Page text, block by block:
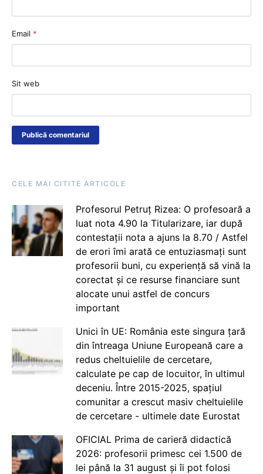
Email *
Sit web
CELE MAI CITITE ARTICOLE
Profesorul Petruț Rizea: O profesoară a
luat nota 4.90 la Titularizare, iar după
contestații nota a ajuns la 8.70 / Astfel
de erori îmi arată ce entuziasmați sunt
profesorii buni, cu experiență să vină la
corectat și ce resurse financiare sunt
alocate unui astfel de concurs
important
Unici în UE: România este singura țară
din întreaga Uniune Europeană care a
redus cheltuielile de cercetare,
calculate pe cap de locuitor, în ultimul
deceniu. Între 2015-2025, spațiul
comunitar a crescut masiv cheltuielile
de cercetare - ultimele date Eurostat
OFICIAL Prima de carieră didactică
2026: profesorii primesc cei 1.500 de
lei până la 31 august și îi pot folosi